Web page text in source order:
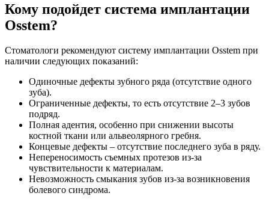
Кому подойдет система имплантации
Osstem?
Стоматологи рекомендуют систему имплантации Osstem при
наличии следующих показаний:
Одиночные дефекты зубного ряда (отсутствие одного
зуба).
Ограниченные дефекты, то есть отсутствие 2–3 зубов
подряд.
Полная адентия, особенно при снижении высоты
костной ткани или альвеолярного гребня.
Концевые дефекты – отсутствие последнего зуба в ряду.
Непереносимость съемных протезов из-за
чувствительности к материалам.
Невозможность смыкания зубов из-за возникновения
болевого синдрома.